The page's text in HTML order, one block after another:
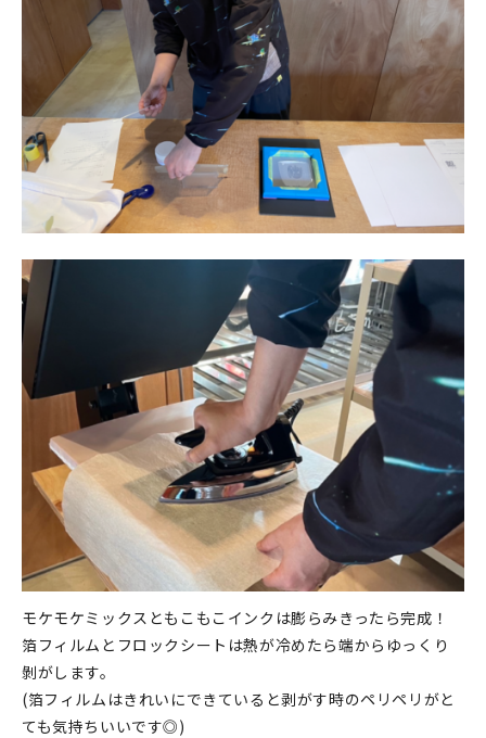
モケモケミックスともこもこインクは膨らみきったら完成！
箔フィルムとフロックシートは熱が冷めたら端からゆっくり
剝がします。
(箔フィルムはきれいにできていると剥がす時のペリペリがと
ても気持ちいいです◎)